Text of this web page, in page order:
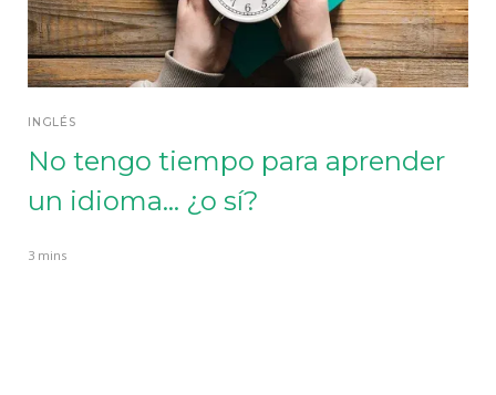
INGLÉS
No tengo tiempo para aprender
un idioma... ¿o sí?
3 mins